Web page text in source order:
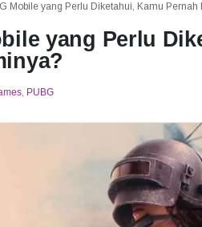
Mobile yang Perlu Diketahui, Kamu
yang Perlu
, PUBG